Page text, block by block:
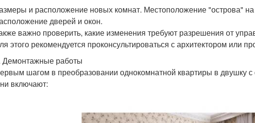
и расположение новых комнат. Местоположение "острова"
дверей и окон.
важно проверить, какие изменения требуют разрешения от
этого рекомендуется проконсультироваться с архитектором или
Демонтажные работы
шагом в преобразовании однокомнатной квартиры в двушку
включают: